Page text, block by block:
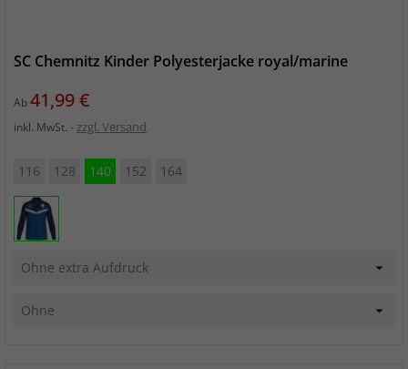
SC Chemnitz Kinder Polyesterjacke royal/marine
AbPreis
41,99 €
inkl. MwSt. zzgl. Versand
116 128 140 152 164